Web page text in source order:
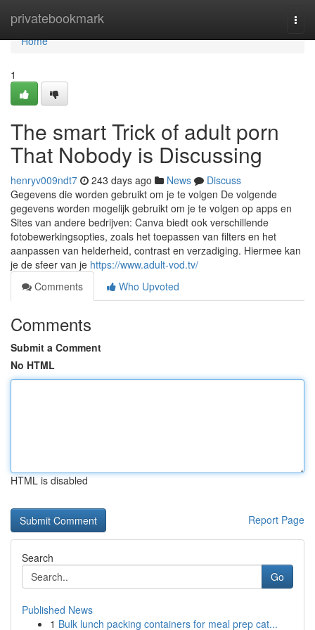
privatebookmark
Home
Home
1
The smart Trick of adult porn
That Nobody is Discussing
henryv009ndt7 243 days ago News
Discuss
Gegevens die worden gebruikt om je te volgen De volgende
gegevens worden mogelijk gebruikt om je te volgen op apps en
Sites van andere bedrijven: Canva biedt ook verschillende
fotobewerkingsopties, zoals het toepassen van filters en het
aanpassen van helderheid, contrast en verzadiging. Hiermee kan
je de sfeer van je https://www.adult-vod.tv/
Comments
Who Upvoted
Comments
Submit a Comment
No HTML
HTML is disabled
Report Page
Search
Go
Published News
1 Bulk lunch packing containers for meal prep cat...